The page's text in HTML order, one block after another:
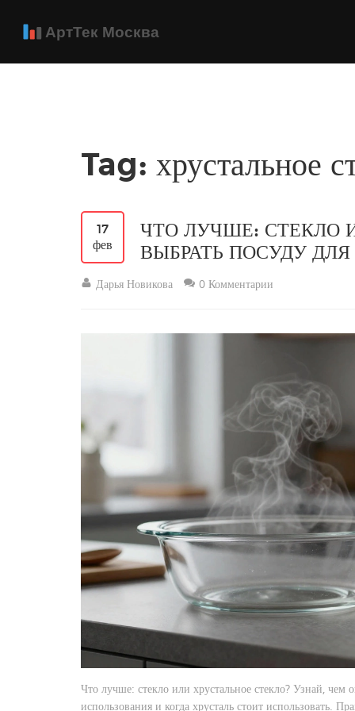
Tag: хрустальное
17
фев
ЧТО ЛУЧШЕ: СТЕКЛО
ВЫБРАТЬ ПОСУДУ
Дарья Новикова 0 Комментарии
Что лучше: стекло или хрустальное стекло? Узнай, чем
использования и когда хрусталь стоит использовать.